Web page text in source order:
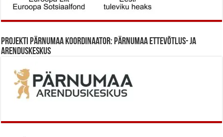
Projekti Pärnumaa koordinaator: Pärnumaa Ettevõtlus- ja
Arenduskeskus